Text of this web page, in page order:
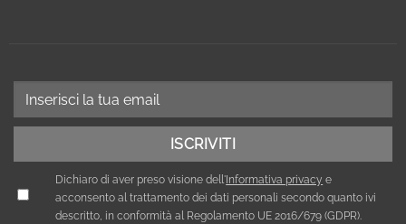
Dichiaro di aver preso visione dell' Informativa privacy e
acconsento al trattamento dei dati personali secondo quanto ivi
descritto, in conformità al Regolamento UE 2016/679 (GDPR).